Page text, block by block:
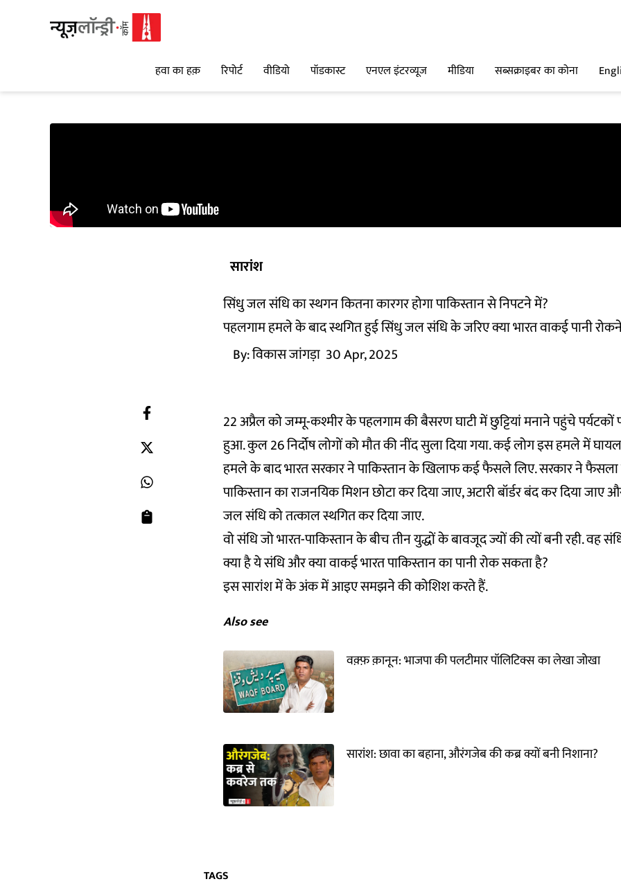
हवा का हक़ रिपोर्ट वीडियो पॉडकास्ट एनएल इंटरव्यूज मीडिया सब्सक्राइबर का कोना
सारांश
सिंधु जल संधि का स्थगन कितना कारगर होगा पाकिस्तान से निपटने में?
पहलगाम हमले के बाद स्थगित हुई सिंधु जल संधि के जरिए क्या भारत वाकई पानी
By:विकास जांगड़ा 30 Apr, 2025
22 अप्रैल को जम्मू-कश्मीर के पहलगाम की बैसरण घाटी में छुट्टियां मनाने पहुंचे
हुआ. कुल 26 निर्दोष लोगों को मौत की नींद सुला दिया गया. कई लोग इस हमले में
हमले के बाद भारत सरकार ने पाकिस्तान के खिलाफ कई फैसले लिए. सरकार ने फैसला
पाकिस्तान का राजनयिक मिशन छोटा कर दिया जाए, अटारी बॉर्डर बंद कर दिया
जल संधि को तत्काल स्थगित कर दिया जाए.
वो संधि जो भारत-पाकिस्तान के बीच तीन युद्धों के बावजूद ज्यों की त्यों बनी रही. वह
क्या है ये संधि और क्या वाकई भारत पाकिस्तान का पानी रोक सकता है?
इस सारांश में के अंक में आइए समझने की कोशिश करते हैं.
Also see
वक़्फ़ क़ानून: भाजपा की पलटीमार पॉलिटिक्स का लेखा जोखा
सारांश: छावा का बहाना, औरंगजेब की कब्र क्यों बनी निशाना?
TAGS